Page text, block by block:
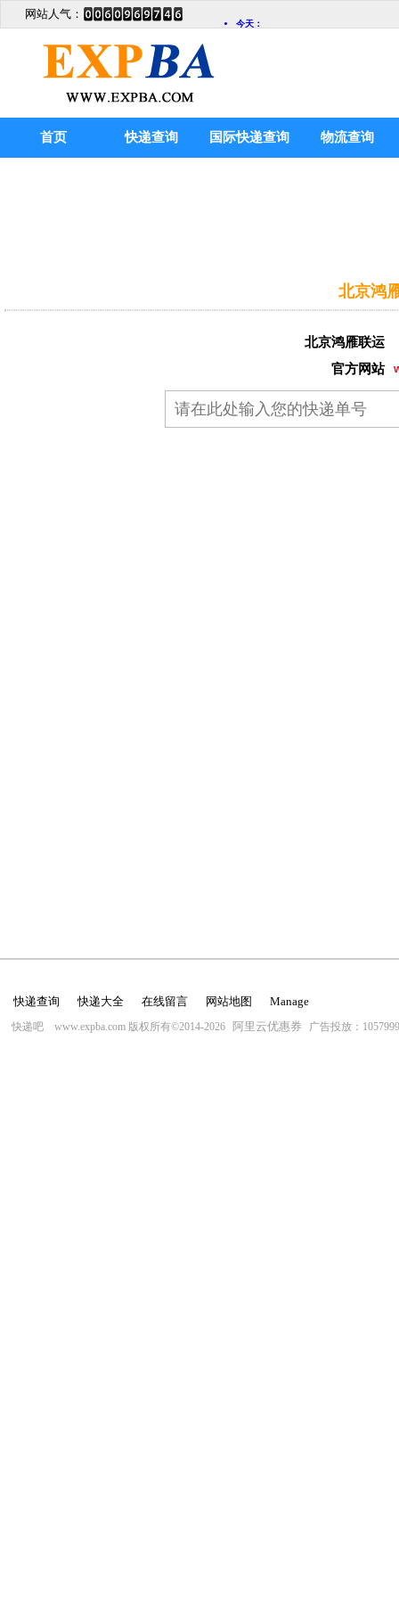
网站人气：
首页 快递查询 国际快递查询 物流查询
北京鸿
北京鸿雁联运
官方网站
快递查询 快递大全 在线留言 网站地图 Manage
快递吧 www.expba.com 版权所有©2014-2026 阿里云优惠券 广告投放：